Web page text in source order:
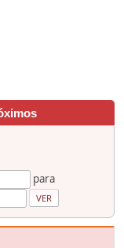
para